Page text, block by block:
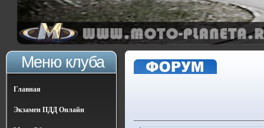
Меню клуба
Главная
Экзамен ПДД Онлайн